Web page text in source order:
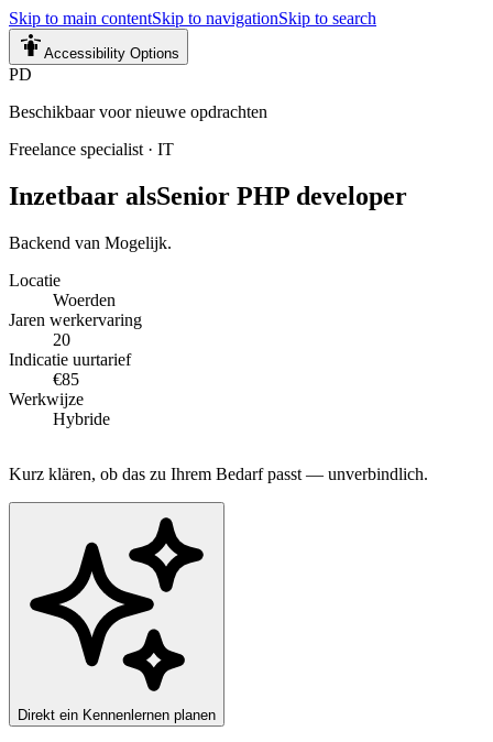
Skip to main contentSkip to navigationSkip to search
Accessibility Options
PD
Beschikbaar voor nieuwe opdrachten
Freelance specialist · IT
Inzetbaar alsSenior PHP developer
Backend van Mogelijk.
Locatie
Woerden
Jaren werkervaring
20
Indicatie uurtarief
€85
Werkwijze
Hybride
Kurz klären, ob das zu Ihrem Bedarf passt — unverbindlich.
Direkt ein Kennenlernen planen